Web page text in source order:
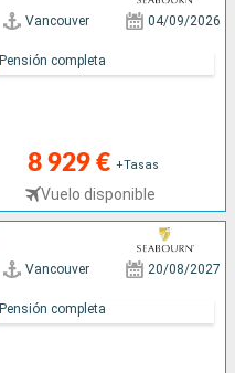
Vancouver 04/09/2026
8 929 € +Tasas
Vuelo disponible
Pensión completa
Vancouver 20/08/2027
Pensión completa